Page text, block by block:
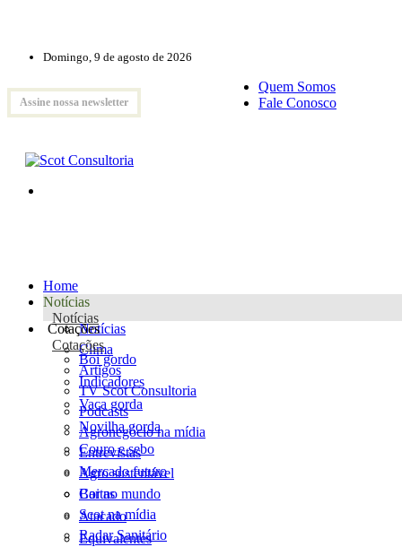
Domingo, 9 de agosto de 2026
Assine nossa newsletter
Quem Somos
Fale Conosco
Home
Notícias
Notícias
Notícias
Clima
Artigos
TV Scot Consultoria
Podcasts
Agronegócio na mídia
Entrevistas
Agro sustentável
Cartas
Scot na mídia
Radar Sanitário
Cotações
Cotações
Boi gordo
Indicadores
Vaca gorda
Novilha gorda
Couro e sebo
Mercado futuro
Boi no mundo
Atacado
Equivalentes